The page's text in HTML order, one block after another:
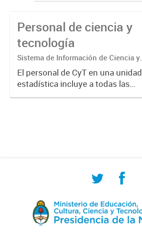
Personal de ciencia y
tecnología
Sistema de Información de Ciencia y
Tecnología Argentino (SICYTAR)
El personal de CyT en una unidad
estadística incluye a todas las
personas involucradas